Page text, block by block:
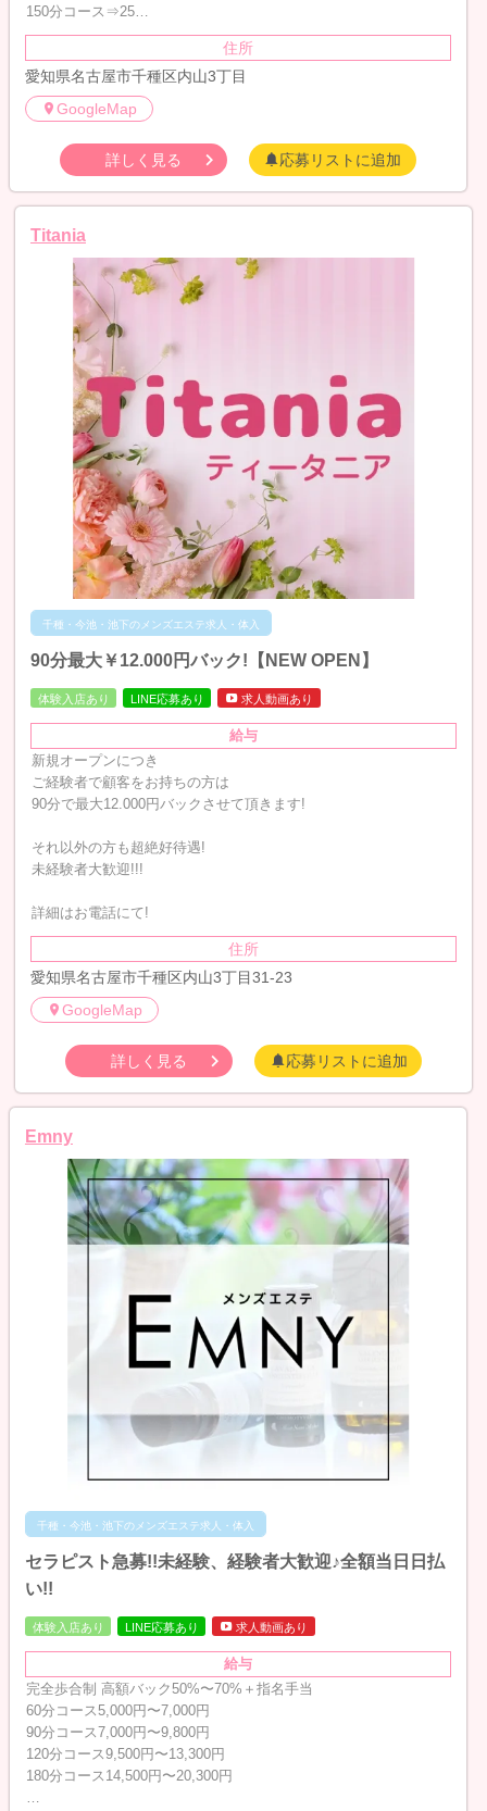
150分コース⇒25…
住所
愛知県名古屋市千種区内山3丁目
GoogleMap
詳しく見る 応募リストに追加
Titania
千種・今池・池下のメンズエステ求人・体入
90分最大￥12.000円バック!【NEW OPEN】
体験入店あり LINE応募あり 求人動画あり
給与
新規オープンにつき
ご経験者で顧客をお持ちの方は
90分で最大12.000円バックさせて頂きます!
それ以外の方も超絶好待遇!
未経験者大歓迎!!!
詳細はお電話にて!
住所
愛知県名古屋市千種区内山3丁目31-23
GoogleMap
詳しく見る 応募リストに追加
Emny
千種・今池・池下のメンズエステ求人・体入
セラピスト急募!!未経験、経験者大歓迎♪全額当日日払
い!!
体験入店あり LINE応募あり 求人動画あり
給与
完全歩合制 高額バック50%〜70%＋指名手当
60分コース5,000円〜7,000円
90分コース7,000円〜9,800円
120分コース9,500円〜13,300円
180分コース14,500円〜20,300円